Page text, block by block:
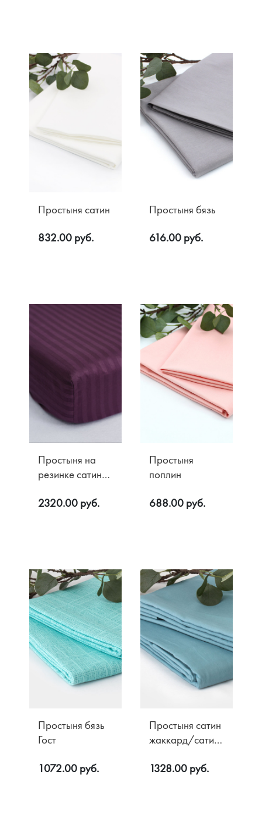
Акции
Доставка
Возврат
Простыня сатин
832.00 руб.
Простыня бязь
616.00 руб.
Простыня на
резинке сатин
люкс
2320.00 руб.
Простыня
поплин
688.00 руб.
Простыня бязь
Гост
1072.00 руб.
Простыня сатин
жаккард/сатин
1328.00 руб.